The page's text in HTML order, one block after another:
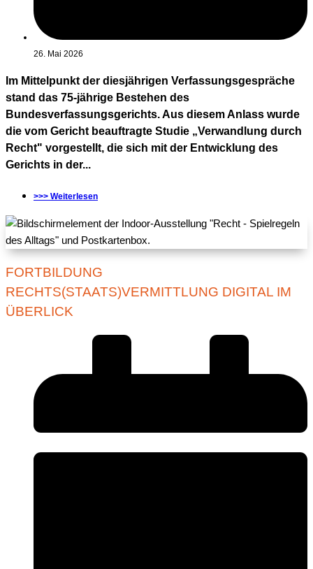
26. Mai 2026
Im Mittelpunkt der diesjährigen Verfassungsgespräche
stand das 75-jährige Bestehen des
Bundesverfassungsgerichts. Aus diesem Anlass wurde
die vom Gericht beauftragte Studie „Verwandlung durch
Recht" vorgestellt, die sich mit der Entwicklung des
Gerichts in der...
>>> Weiterlesen
FORTBILDUNG
RECHTS(STAATS)VERMITTLUNG DIGITAL IM
ÜBERLICK